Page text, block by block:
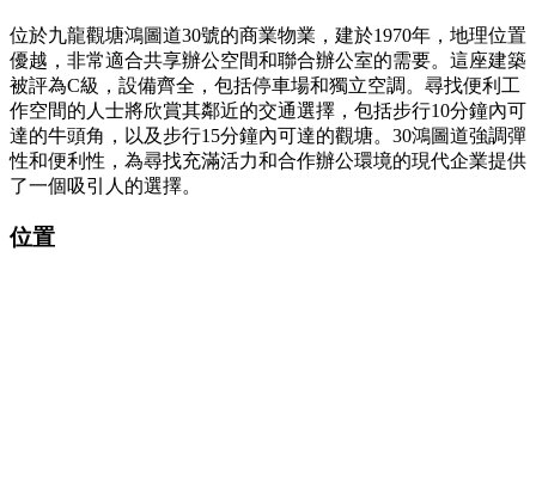
位於九龍觀塘鴻圖道30號的商業物業，建於1970年，地理位置
優越，非常適合共享辦公空間和聯合辦公室的需要。這座建築
被評為C級，設備齊全，包括停車場和獨立空調。尋找便利工
作空間的人士將欣賞其鄰近的交通選擇，包括步行10分鐘內可
達的牛頭角，以及步行15分鐘內可達的觀塘。30鴻圖道強調彈
性和便利性，為尋找充滿活力和合作辦公環境的現代企業提供
了一個吸引人的選擇。
位置